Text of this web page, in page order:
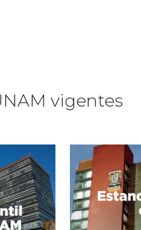
vigentes